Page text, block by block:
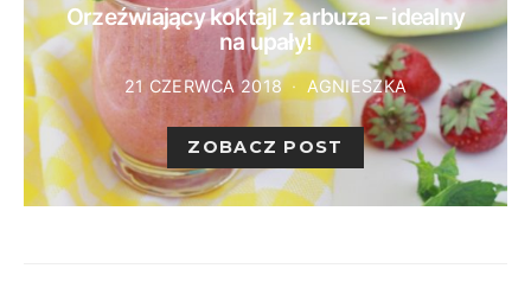
Orzeźwiający koktajl z arbuza – idealny
na upały!
21 CZERWCA 2018 AGNIESZKA
ZOBACZ POST